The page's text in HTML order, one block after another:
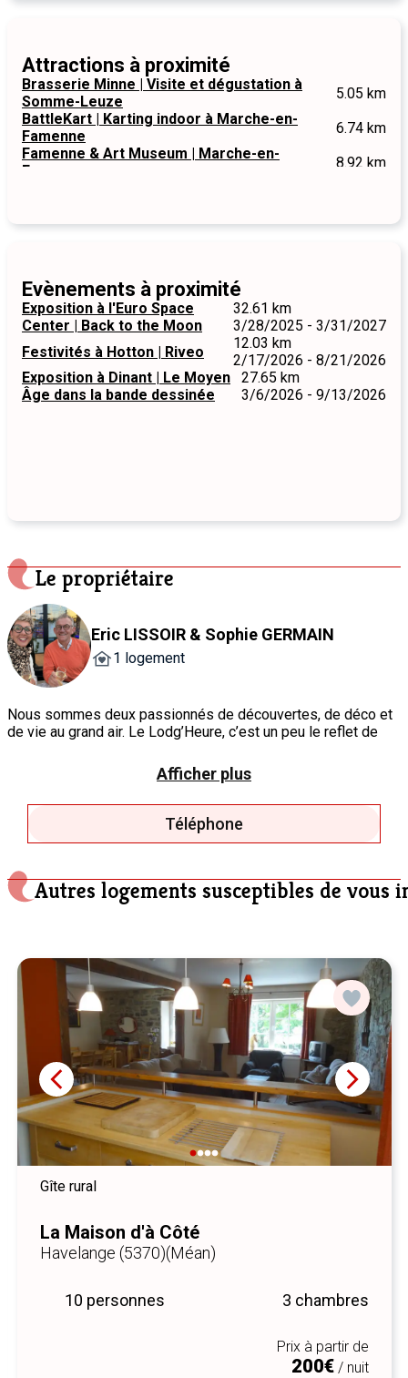
Attractions à proximité
Brasserie Minne | Visite et dégustation à
Somme-Leuze
5.05 km
BattleKart | Karting indoor à Marche-en-
Famenne
6.74 km
Famenne & Art Museum | Marche-en-
Famenne
8.92 km
Evènements à proximité
Exposition à l'Euro Space
Center | Back to the Moon
32.61 km
3/28/2025 - 3/31/2027
Festivités à Hotton | Riveo
12.03 km
2/17/2026 - 8/21/2026
Exposition à Dinant | Le Moyen
Âge dans la bande dessinée
27.65 km
3/6/2026 - 9/13/2026
Le propriétaire
Eric LISSOIR & Sophie GERMAIN
1 logement
Nous sommes deux passionnés de découvertes, de déco et
de vie au grand air. Le Lodg’Heure, c’est un peu le reflet de
chaleureux et tourné vers la nature où il fait bon vivre, se
détendre et profiter d’un cadre extérieur apaisant.
Afficher plus
Téléphone
Autres logements susceptibles de vous
Gîte rural
La Maison d'à Côté
Havelange (5370)(Méan)
10 personnes 3 chambres
Prix à partir de
200€/ nuit